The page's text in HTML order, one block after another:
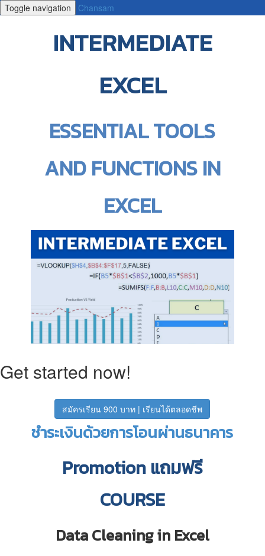
Toggle navigation Chansam
INTERMEDIATE
EXCEL
ESSENTIAL TOOLS
AND FUNCTIONS IN
EXCEL
Get started now!
สมัครเรียน 900 บาท | เรียนได้ตลอดชีพ
ชำระเงินด้วยการโอนผ่านธนาคาร
Promotion แถมฟรี
COURSE
Data Cleaning in Excel